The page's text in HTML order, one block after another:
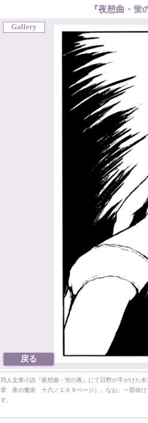
『夜想曲・蛍
Gallery
同人文庫小説『夜想曲・蛍の夜』にて日野が手がけた
章 夜の魔術 十六／１６９ページ）。なお、一部抜け
す。